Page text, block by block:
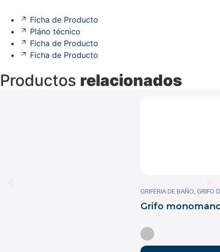
Ficha de Producto
Pláno técnico
Ficha de Producto
Ficha de Producto
Productos relacionados
GRIFERIA DE BAÑO,GRIFO
Grifo